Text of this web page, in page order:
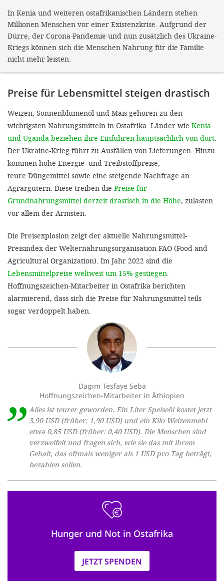
In Kenia und weiteren ostafrikanischen Ländern stehen
Millionen Menschen vor einer Existenzkrise. Aufgrund der
Dürre, der Corona-Pandemie und nun zusätzlich des Ukraine-
Kriegs können sich die Menschen Nahrung für die Familie
nicht mehr leisten.
Preise für Lebensmittel steigen drastisch
Weizen, Sonnenblumenöl und Mais gehören zu den
wichtigsten Nahrungsmitteln in Ostafrika. Länder wie Kenia
und Uganda beziehen ihre Einfuhren hauptsächlich von dort.
Der Ukraine-Krieg führt zu Ausfällen von Lieferungen. Hinzu
kommen hohe Energie- und Treibstoffpreise,
teure Düngemittel sowie eine steigende Nachfrage an
Agrargütern. Diese treiben die Preise für
Grundnahrungsmittel derzeit drastisch in die Höhe, zulasten
vor allem der Ärmsten.
Die Preisexplosion zeigt der aktuelle Nahrungsmittel-
Preisindex der Welternährungsorganisation FAO (Food and
Agricultural Organization). Im Jahr 2022 sind die
Lebensmittelpreise weltweit um 15% gestiegen.
Hoffnungszeichen-Mitarbeiter in Ostafrika berichten
alarmierend, dass sich die Preise für Nahrungsmittel teils
sogar verdoppelt haben.
Alles ist teurer geworden. Ein Liter Speiseöl kostet jetzt
3,90 USD (früher: 1,90 USD) und ein Kilo Weizenmehl
etwa 0,85 USD (früher: 0,40 USD). Die Menschen sind
verzweifelt und fragen sich, wie sie das mit ihrem
Gehalt, das oftmals weniger als 1 USD pro Tag beträgt,
bezahlen sollen.
Dagim Tesfaye Seba
Hoffnungszeichen-Mitarbeiter in Äthiopien
Hunger und Not in Ostafrika
JETZT SPENDEN
Sie
Impressum
ALLEN